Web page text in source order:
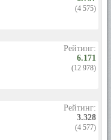
(4 575)
Рейтинг:
6.171
(12 978)
Рейтинг:
3.328
(4 577)